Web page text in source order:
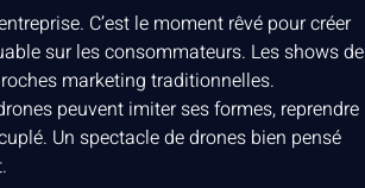
C’est le moment rêvé pour créer
sur les consommateurs. Les shows de
marketing traditionnelles.
peuvent imiter ses formes, reprendre
Un spectacle de drones bien pensé